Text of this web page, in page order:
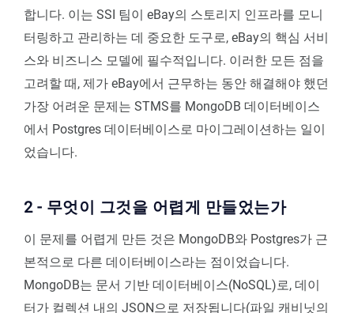
합니다. 이는 SSI 팀이 eBay의 스토리지 인프라를 모니
터링하고 관리하는 데 중요한 도구로, eBay의 핵심 서비
스와 비즈니스 모델에 필수적입니다. 이러한 모든 점을
고려할 때, 제가 eBay에서 근무하는 동안 해결해야 했던
가장 어려운 문제는 STMS를 MongoDB 데이터베이스
에서 Postgres 데이터베이스로 마이그레이션하는 일이
었습니다.
2 - 무엇이 그것을 어렵게 만들었는가
이 문제를 어렵게 만든 것은 MongoDB와 Postgres가 근
본적으로 다른 데이터베이스라는 점이었습니다.
MongoDB는 문서 기반 데이터베이스(NoSQL)로, 데이
터가 컬렉션 내의 JSON으로 저장됩니다(파일 캐비닛의